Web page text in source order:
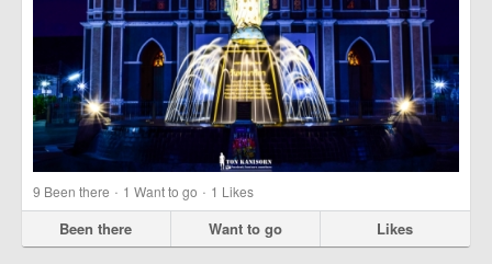
9 Been there · 1 Want to go · 1 Likes
Been there Want to go Likes